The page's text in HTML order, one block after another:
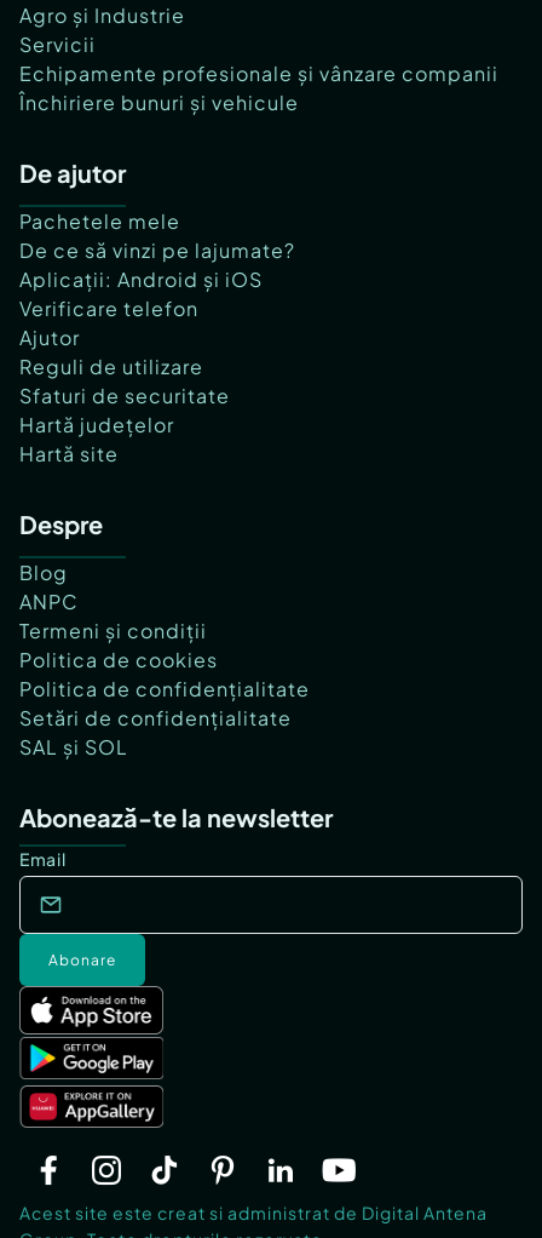
Agro și Industrie
Servicii
Echipamente profesionale și vânzare companii
Închiriere bunuri și vehicule
De ajutor
Pachetele mele
De ce să vinzi pe lajumate?
Aplicații: Android și iOS
Verificare telefon
Ajutor
Reguli de utilizare
Sfaturi de securitate
Hartă județelor
Hartă site
Despre
Blog
ANPC
Termeni și condiții
Politica de cookies
Politica de confidențialitate
Setări de confidențialitate
SAL și SOL
Abonează-te la newsletter
Email
Abonare
Acest site este creat si administrat de Digital Antena